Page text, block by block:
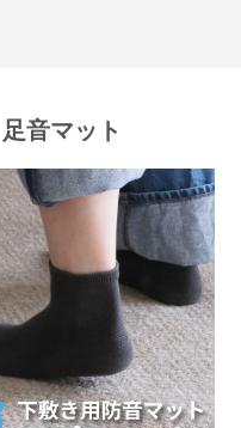
音マット